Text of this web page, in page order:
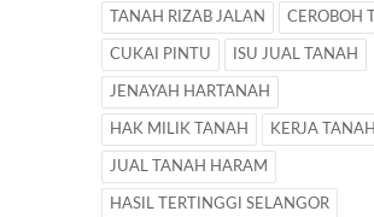
TANAH RIZAB JALAN CEROBOH
CUKAI PINTU ISU JUAL TANAH
JENAYAH HARTANAH
HAK MILIK TANAH KERJA TANAH
JUAL TANAH HARAM
HASIL TERTINGGI SELANGOR